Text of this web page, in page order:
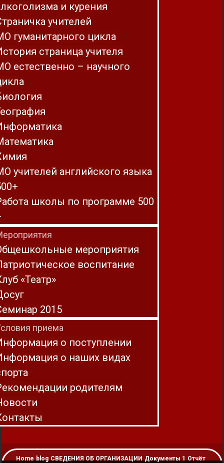
и курения
учителей
гуманитарного цикла
страница учителя
естественно – научного
учителей английского языка
школы по программе 500
мероприятия
воспитание
«Театр»
2015
приема
о поступлении
о наших видах
родителям
Home blog СВЕДЕНИЯ ОБ ОРГАНИЗАЦИИ Документы 1 Отчёт